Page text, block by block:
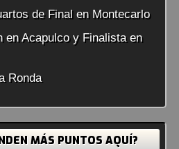
de Final en Montecarlo
en Acapulco y Finalista en
Ronda
MÁS PUNTOS AQUÍ?